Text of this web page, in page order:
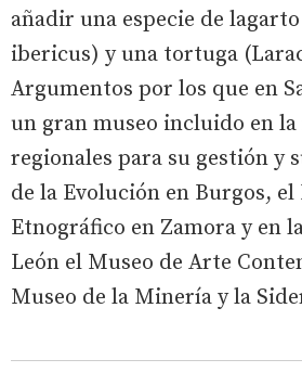
añadir una especie de
ibericus) y una tortuga
Argumentos por los que en
un gran museo incluido en la
regionales para su gestión y
de la Evolución en Burgos, el
Etnográfico en Zamora y en
León el Museo de Arte
Museo de la Minería y la